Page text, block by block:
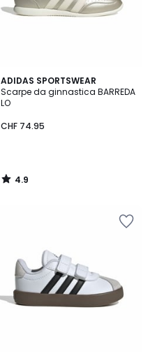
ADIDAS SPORTSWEAR
Scarpe da ginnastica BARREDA
LO
CHF 74.95
4.9
/ 5
4.9
/